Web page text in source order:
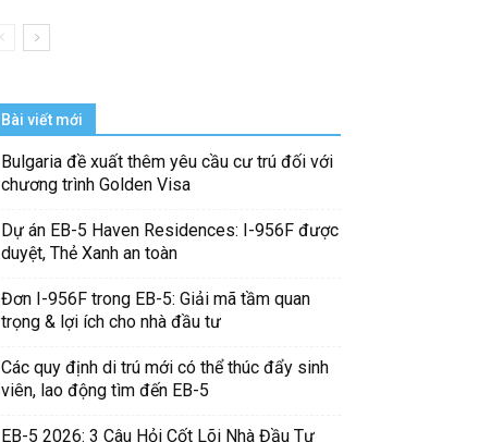
Bài viết mới
Bulgaria đề xuất thêm yêu cầu cư trú đối với
chương trình Golden Visa
Dự án EB-5 Haven Residences: I-956F được
duyệt, Thẻ Xanh an toàn
Đơn I-956F trong EB-5: Giải mã tầm quan
trọng & lợi ích cho nhà đầu tư
Các quy định di trú mới có thể thúc đẩy sinh
viên, lao động tìm đến EB-5
EB-5 2026: 3 Câu Hỏi Cốt Lõi Nhà Đầu Tư